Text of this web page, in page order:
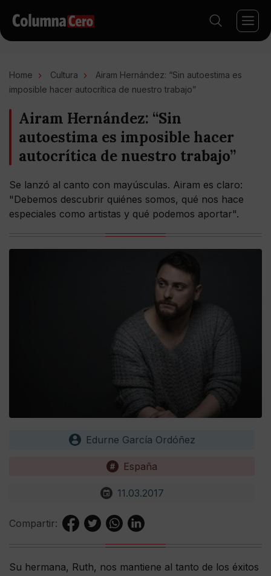
Home Cultura
Airam Hernández: “Sin autoestima es
imposible hacer autocrítica de nuestro trabajo”
Airam Hernández: “Sin
autoestima es imposible hacer
autocrítica de nuestro trabajo”
Se lanzó al canto con mayúsculas. Airam es claro:
"Debemos descubrir quiénes somos, qué nos hace
especiales como artistas y qué podemos aportar".
Edurne García Ordóñez
España
11.03.2017
Compartir:
Su hermana, Ruth, nos mantiene al tanto de los éxitos